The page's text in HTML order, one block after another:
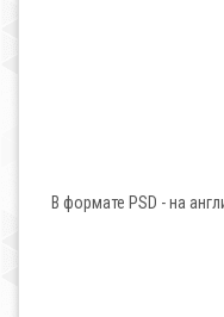
В формате PSD - на